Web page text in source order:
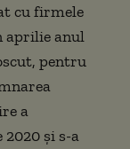
cu firmele
aprilie anul
pentru
a
şi s-a